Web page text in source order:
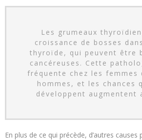
Les grumeaux
croissance de bosses
thyroïde, qui peuvent être
cancéreuses. Cette
fréquente chez les femmes
hommes, et les chances
développent augmentent
En plus de ce qui précède, d’autres causes